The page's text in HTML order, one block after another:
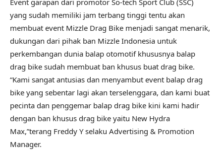
Event garapan dari promotor So-tech Sport Club (SSC)
yang sudah memiliki jam terbang tinggi tentu akan
membuat event Mizzle Drag Bike menjadi sangat menarik,
dukungan dari pihak ban Mizzle Indonesia untuk
perkembangan dunia balap otomotif khususnya balap
drag bike sudah membuat ban khusus buat drag bike.
“Kami sangat antusias dan menyambut event balap drag
bike yang sebentar lagi akan terselenggara, dan kami buat
pecinta dan penggemar balap drag bike kini kami hadir
dengan ban khusus drag bike yaitu New Hydra
Max,”terang Freddy Y selaku Advertising & Promotion
Manager.